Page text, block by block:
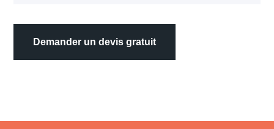
Demander un devis gratuit